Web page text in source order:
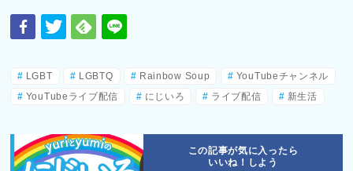
LGBT LGBTQ Rainbow Soup
YouTubeチャンネル
YouTubeライブ配信
にじいろ ライブ配信 新生活
この記事が気に入ったら
いいね！しよう